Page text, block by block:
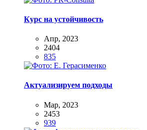
Курс на устойчивость
Апр, 2023
2404
835
Актуализируем подходы
Мар, 2023
2453
939